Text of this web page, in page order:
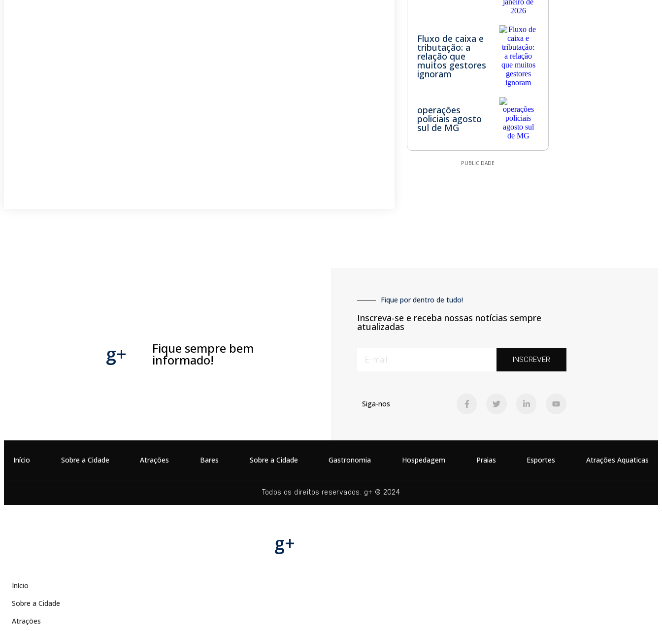
Fluxo de caixa e
tributação: a
relação que
muitos gestores
ignoram
operações
policiais agosto
sul de MG
PUBLICIDADE
g+ Fique sempre bem
informado!
Fique por dentro de tudo!
Inscreva-se e receba nossas notícias sempre
atualizadas
INSCREVER
Siga-nos
Início Sobre a Cidade Atrações Bares Sobre a Cidade Gastronomia Hospedagem Praias Esportes Atrações Aquaticas
Todos os direitos reservados. g+ © 2024
g+
Início
Sobre a Cidade
Atrações